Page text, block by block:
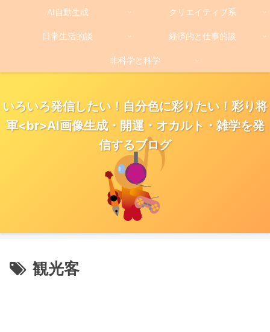
いろいろ発信したい！自分色に彩りたい！彩り将
軍<br>AI画像生成・開運・オカルト・雑学を発
信するブログ
AI自動生成 クリエイティブ系
日常生活的談 経済的と仕事的談
非科学と科学
観光客